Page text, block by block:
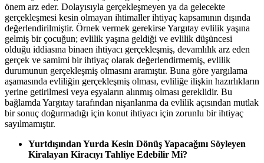
önem arz eder. Dolayısıyla gerçekleşmeyen ya da gelecekte
gerçekleşmesi kesin olmayan ihtimaller ihtiyaç kapsamının dışında
değerlendirilmiştir. Örnek vermek gerekirse Yargıtay evlilik yaşına
gelmiş bir çocuğun; evlilik yaşına geldiği ve evlilik düşüncesi
olduğu iddiasına binaen ihtiyacı gerçekleşmiş, devamlılık arz eden
gerçek ve samimi bir ihtiyaç olarak değerlendirmemiş, evlilik
durumunun gerçekleşmiş olmasını aramıştır. Buna göre yargılama
aşamasında evliliğin gerçekleşmiş olması, evliliğe ilişkin hazırlıkların
yerine getirilmesi veya eşyaların alınmış olması gereklidir. Bu
bağlamda Yargıtay tarafından nişanlanma da evlilik açısından mutlak
bir sonuç doğurmadığı için konut ihtiyacı için zorunlu bir ihtiyaç
sayılmamıştır.
Yurtdışından Yurda Kesin Dönüş Yapacağını Söyleyen
Kiralayan Kiracıyı Tahliye Edebilir Mi?